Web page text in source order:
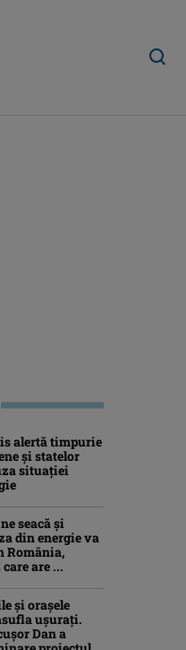
alertă timpurie
și statelor
situației
seacă și
din energie va
România,
are ...
și orașele
ușurați.
Dan a